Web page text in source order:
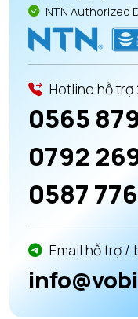
NTN Authorized
Hotline hỗ trợ
0565
0792
0587
Email hỗ trợ /